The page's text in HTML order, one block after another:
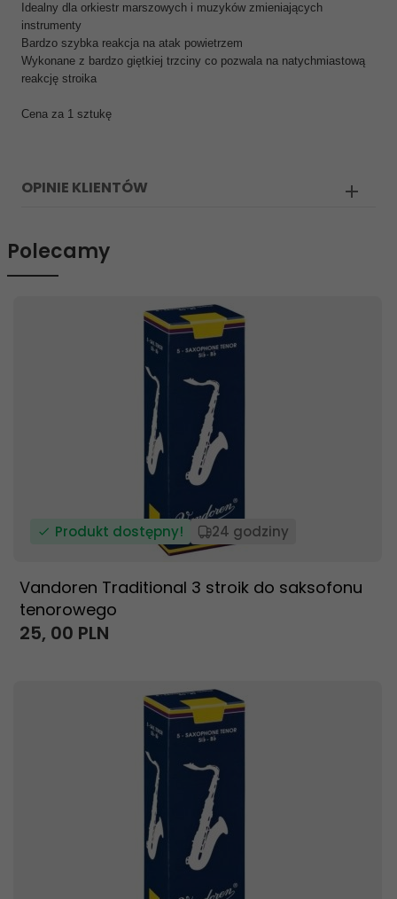
Idealny dla orkiestr marszowych i muzyków zmieniających
instrumenty
Bardzo szybka reakcja na atak powietrzem
Wykonane z bardzo giętkiej trzciny co pozwala na natychmiastową
reakcję stroika
Cena za 1 sztukę
OPINIE KLIENTÓW
Polecamy
Produkt dostępny! 24 godziny
Vandoren Traditional 3 stroik do saksofonu
tenorowego
25, 00 PLN